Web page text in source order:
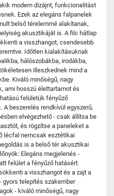
modern dizájnt, funkcionalitást
Ezek az elegáns falpanelek
belső térelemmé alakítanak,
akusztikáját is. A filc hátlap
a visszhangot, csendesebb
Időtlen kialakításuknak
hálószobákba, irodákba,
illeszkednek mind a
Kiváló minőségű, nagy
ami hosszú élettartamot és
felületük fényűző
beszerelés rendkívül egyszerű,
elvégezhető - csak állítsa be
és rögzítse a paneleket a
lécfal nemcsak esztétikai
is a belső tér akusztikai
Elegáns megjelenés -
felület a fényűző hatásért.
a visszhangot és a zajt a
gyors telepítés szakember
- kiváló minőségű, nagy